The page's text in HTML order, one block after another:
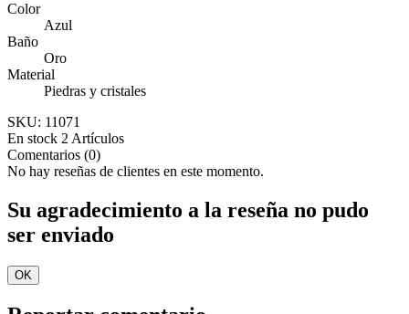
Color
Azul
Baño
Oro
Material
Piedras y cristales
SKU: 11071
En stock 2 Artículos
Comentarios (0)
No hay reseñas de clientes en este momento.
Su agradecimiento a la reseña no pudo
ser enviado
OK